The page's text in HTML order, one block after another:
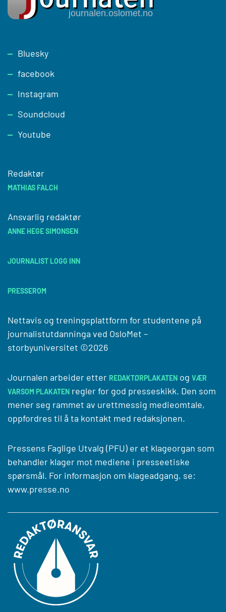
Footer
Bluesky
facebook
Instagram
Soundcloud
Youtube
Redaktør
MATHIAS FALCH
Ansvarlig redaktør
ANNE HEGE SIMONSEN
JOURNALIST LOGG INN
PRESSEROM
Nettavis og treningsplattform for studentene på
journalistutdanninga ved OsloMet –
storbyuniversitet ©2026
Journalen arbeider etter REDAKTØRPLAKATEN og VÆR
VARSOM PLAKATEN regler for god presseskikk. Den som
mener seg rammet av urettmessig medieomtale,
oppfordres til å ta kontakt med redaksjonen.
Pressens Faglige Utvalg (PFU) er et klageorgan som
behandler klager mot mediene i presseetiske
spørsmål. For informasjon om klageadgang, se:
www.presse.no